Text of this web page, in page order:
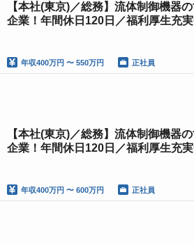
【本社(東京)／総務】流体制御機器
企業！年間休日120日／福利厚生充
年収400万円 〜 550万円 正社員
【本社(東京)／総務】流体制御機器
企業！年間休日120日／福利厚生充
年収400万円 〜 600万円 正社員